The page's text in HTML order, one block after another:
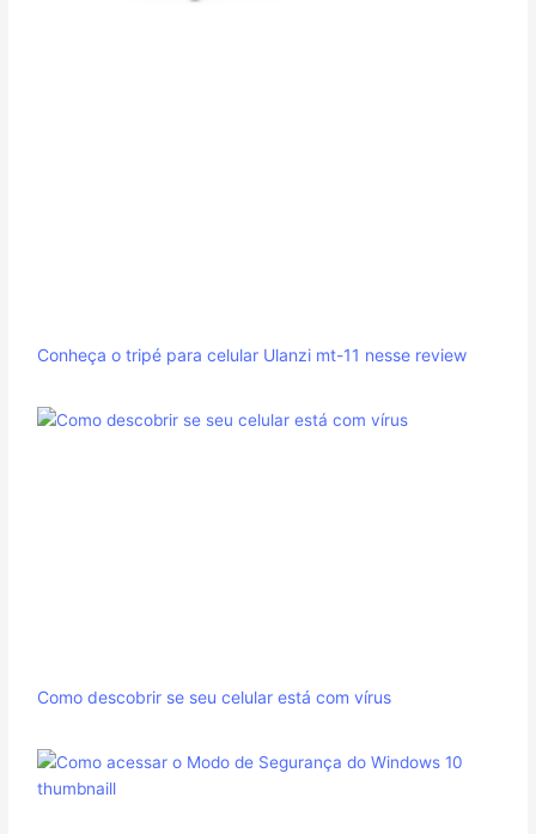
Conheça o tripé para celular Ulanzi mt-11 nesse review
Como descobrir se seu celular está com vírus